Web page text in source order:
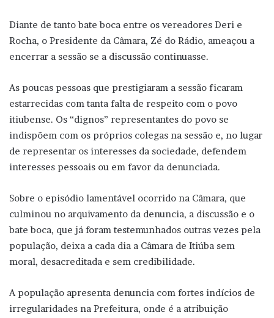
Diante de tanto bate boca entre os vereadores Deri e
Rocha, o Presidente da Câmara, Zé do Rádio, ameaçou a
encerrar a sessão se a discussão continuasse.
As poucas pessoas que prestigiaram a sessão ficaram
estarrecidas com tanta falta de respeito com o povo
itiubense. Os “dignos” representantes do povo se
indispõem com os próprios colegas na sessão e, no lugar
de representar os interesses da sociedade, defendem
interesses pessoais ou em favor da denunciada.
Sobre o episódio lamentável ocorrido na Câmara, que
culminou no arquivamento da denuncia, a discussão e o
bate boca, que já foram testemunhados outras vezes pela
população, deixa a cada dia a Câmara de Itiúba sem
moral, desacreditada e sem credibilidade.
A população apresenta denuncia com fortes indícios de
irregularidades na Prefeitura, onde é a atribuição